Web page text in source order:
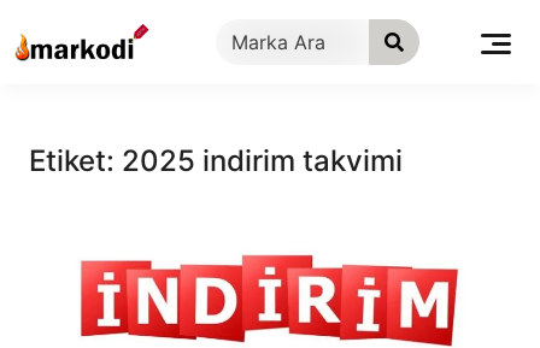
geç
Etiket: 2025 indirim takvimi